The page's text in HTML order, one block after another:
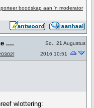
boodskap aan 'n moderator
....
]
So., 21 Augustus
2016 10:51
wlottering: